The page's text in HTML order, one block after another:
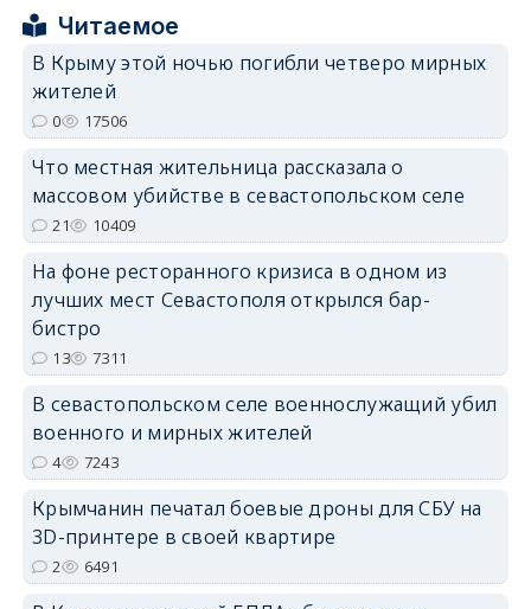
erid: 2SDnjdvhGXG
Читаемое
В Крыму этой ночью погибли четверо мирных
жителей
0 17506
Что местная жительница рассказала о
массовом убийстве в севастопольском селе
21 10409
На фоне ресторанного кризиса в одном из
лучших мест Севастополя открылся бар-
бистро
13 7311
В севастопольском селе военнослужащий убил
военного и мирных жителей
4 7243
Крымчанин печатал боевые дроны для СБУ на
3D-принтере в своей квартире
2 6491